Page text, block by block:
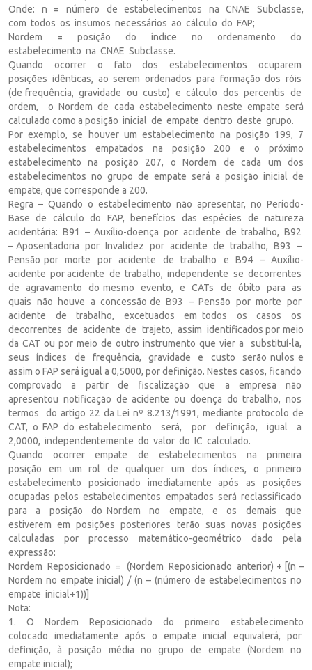
Onde: n = número de estabelecimentos na CNAE Subclasse,
com todos os insumos necessários ao cálculo do FAP;
Nordem = posição do índice no ordenamento do
estabelecimento na CNAE Subclasse.
Quando ocorrer o fato dos estabelecimentos ocuparem
posições idênticas, ao serem ordenados para formação dos róis
(de frequência, gravidade ou custo) e cálculo dos percentis de
ordem, o Nordem de cada estabelecimento neste empate será
calculado como a posição inicial de empate dentro deste grupo.
Por exemplo, se houver um estabelecimento na posição 199, 7
estabelecimentos empatados na posição 200 e o próximo
estabelecimento na posição 207, o Nordem de cada um dos
estabelecimentos no grupo de empate será a posição inicial de
empate, que corresponde a 200.
Regra – Quando o estabelecimento não apresentar, no Período-
Base de cálculo do FAP, benefícios das espécies de natureza
acidentária: B91 – Auxílio-doença por acidente de trabalho, B92
– Aposentadoria por Invalidez por acidente de trabalho, B93 –
Pensão por morte por acidente de trabalho e B94 – Auxílio-
acidente por acidente de trabalho, independente se decorrentes
de agravamento do mesmo evento, e CATs de óbito para as
quais não houve a concessão de B93 – Pensão por morte por
acidente de trabalho, excetuados em todos os casos os
decorrentes de acidente de trajeto, assim identificados por meio
da CAT ou por meio de outro instrumento que vier a substituí-la,
seus índices de frequência, gravidade e custo serão nulos e
assim o FAP será igual a 0,5000, por definição. Nestes casos, ficando
comprovado a partir de fiscalização que a empresa não
apresentou notificação de acidente ou doença do trabalho, nos
termos do artigo 22 da Lei nº 8.213/1991, mediante protocolo de
CAT, o FAP do estabelecimento será, por definição, igual a
2,0000, independentemente do valor do IC calculado.
Quando ocorrer empate de estabelecimentos na primeira
posição em um rol de qualquer um dos índices, o primeiro
estabelecimento posicionado imediatamente após as posições
ocupadas pelos estabelecimentos empatados será reclassificado
para a posição do Nordem no empate, e os demais que
estiverem em posições posteriores terão suas novas posições
calculadas por processo matemático-geométrico dado pela
expressão:
Nordem Reposicionado = (Nordem Reposicionado anterior) + [(n –
Nordem no empate inicial) / (n – (número de estabelecimentos no
empate inicial+1))]
Nota:
1. O Nordem Reposicionado do primeiro estabelecimento
colocado imediatamente após o empate inicial equivalerá, por
definição, à posição média no grupo de empate (Nordem no
empate inicial);